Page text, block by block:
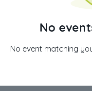
No
No event matching